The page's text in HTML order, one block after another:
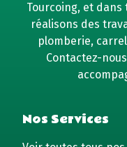
Tourcoing, et dans
réalisons des
plomberie,
Contactez-
Nos Services